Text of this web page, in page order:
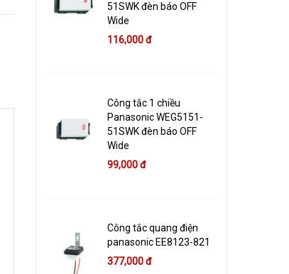
51SWK đèn báo OFF
Wide
116,000 đ
Công tắc 1 chiều
Panasonic WEG5151-
51SWK đèn báo OFF
Wide
99,000 đ
Công tắc quang điện
panasonic EE8123-821
377,000 đ